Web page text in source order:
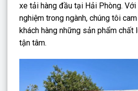
xe tải hàng đầu tại Hải Phòng. Với
nghiệm trong ngành, chúng tôi
khách hàng những sản phẩm chất
tận tâm.